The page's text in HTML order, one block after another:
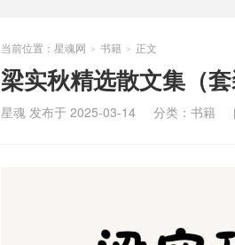
当前位置： 星魂网 > 书籍 > 正文
梁实秋精选散文集（套
星魂 发布于 2025-03-14 分类： 书籍